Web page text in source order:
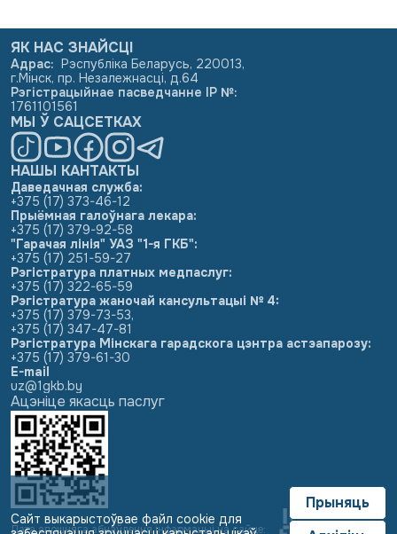
НАШЫ КАНТАКТЫ
Даведачная служба:
+375 (17) 373-46-12
Прыёмная галоўнага лекара:
+375 (17) 379-92-58
"Гарачая лінія" УАЗ "1-я ГКБ":
+375 (17) 251-59-27
Рэгістратура платных медпаслуг:
+375 (17) 322-65-59
Рэгістратура жаночай кансультацыі № 4:
+375 (17) 379-73-53,
+375 (17) 347-47-81
Рэгістратура Мінскага гарадскога цэнтра астэапарозу:
+375 (17) 379-61-30
E-mail
uz@1gkb.by
ЯК НАС ЗНАЙСЦІ
Адрас: Рэспубліка Беларусь, 220013,
г.Мінск, пр. Незалежнасці, д.64
Рэгістрацыйнае пасведчанне ІР №:
1761101561
МЫ Ў САЦСЕТКАХ
Ацэніце якасць паслуг
Дата апошняга абнаўлення інфармацыі на сайце:
Сайт выкарыстоўвае файл cookie для
Прыняць